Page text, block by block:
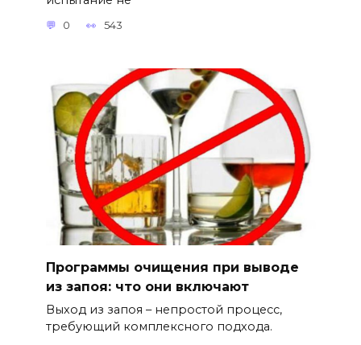
0 543
Программы очищения при выводе
из запоя: что они включают
Выход из запоя – непростой процесс,
требующий комплексного подхода.